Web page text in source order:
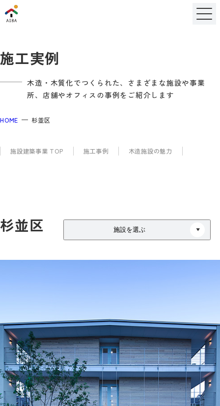
施工実例
木造・木質化でつくられた、さまざまな施設や事業
所、店舗やオフィスの事例をご紹介します
HOME 杉並区
施設建築事業 TOP 施工事例 木造施設の魅力
杉並区 施設を選ぶ